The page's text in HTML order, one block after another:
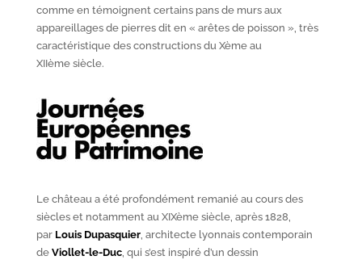
comme en témoignent certains pans de murs aux
appareillages de pierres dit en « arêtes de poisson », très
caractéristique des constructions du Xèmeau
XIIèmesiècle.
Le château a été profondément remanié au cours des
siècles et notamment au XIXèmesiècle, après 1828,
par Louis Dupasquier, architecte lyonnais contemporain
de Viollet-le-Duc, qui s’est inspiré d’un dessin